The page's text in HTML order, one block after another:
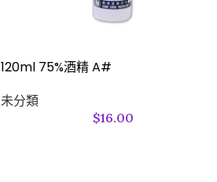
120ml 75%酒精 A#
未分類
$16.00